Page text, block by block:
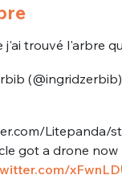
j'ai trouvé l'arbre
(@ingridzerbib)
Litepanda/
got a drone now
JE
tweets